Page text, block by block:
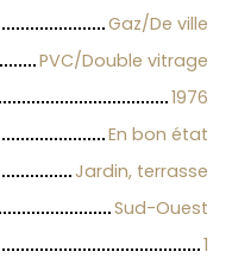
Gaz/De ville
PVC/Double vitrage
1976
En bon état
Jardin, terrasse
Sud-Ouest
1